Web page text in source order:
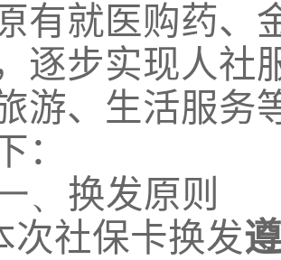
有就医购药、
，逐步实现人
游、生活服务
：
、 换发原则
次社保卡换发